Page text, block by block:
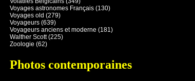
Voyages astronomes Français (130)
Voyages old (279)
Voyageurs (639)
Voyageurs anciens et moderne (181)
Walther Scott (225)
Zoologie (62)
Photos contemporaines